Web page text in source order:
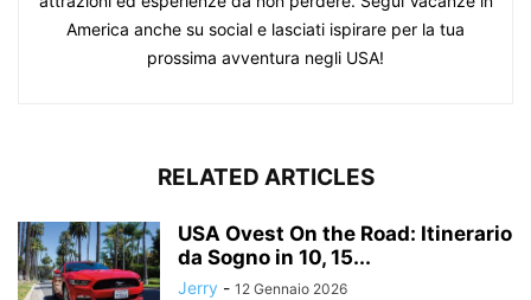
America anche su social e lasciati ispirare per la tua
prossima avventura negli USA!
RELATED ARTICLES
USA Ovest On the Road: Itinerario
da Sogno in 10, 15...
Jerry - 12 Gennaio 2026